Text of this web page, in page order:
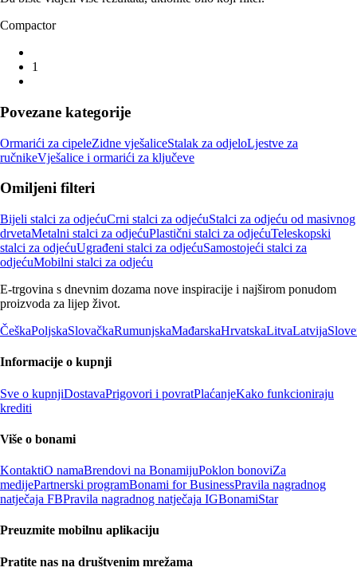
Compactor
1
Povezane kategorije
Ormarići za cipeleZidne vješaliceStalak za odjeloLjestve za
ručnikeVješalice i ormarići za ključeve
Omiljeni filteri
Bijeli stalci za odjećuCrni stalci za odjećuStalci za odjeću od masivnog
drvetaMetalni stalci za odjećuPlastični stalci za odjećuTeleskopski
stalci za odjećuUgrađeni stalci za odjećuSamostojeći stalci za
odjećuMobilni stalci za odjeću
E-trgovina s dnevnim dozama nove inspiracije i najširom ponudom
proizvoda za lijep život.
ČeškaPoljskaSlovačkaRumunjskaMađarskaHrvatskaLitvaLatvija
Informacije o kupnji
Sve o kupnjiDostavaPrigovori i povratPlaćanjeKako funkcioniraju
krediti
Više o bonami
KontaktiO namaBrendovi na BonamijuPoklon bonoviZa
medijePartnerski programBonami for BusinessPravila nagradnog
natječaja FBPravila nagradnog natječaja IGBonamiStar
Preuzmite mobilnu aplikaciju
Pratite nas na društvenim mrežama